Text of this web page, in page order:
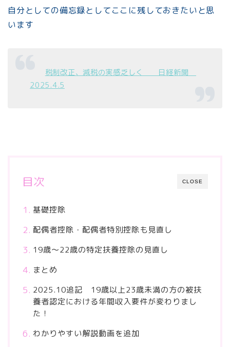
自分としての備忘録としてここに残しておきたいと思
います
税制改正、減税の実感乏しく 日経新聞
2025.4.5
CLOSE
目次
基礎控除
配偶者控除・配偶者特別控除も見直し
19歳～22歳の特定扶養控除の見直し
まとめ
2025.10追記 19歳以上23歳未満の方の被扶
養者認定における年間収入要件が変わりまし
た！
わかりやすい解説動画を追加